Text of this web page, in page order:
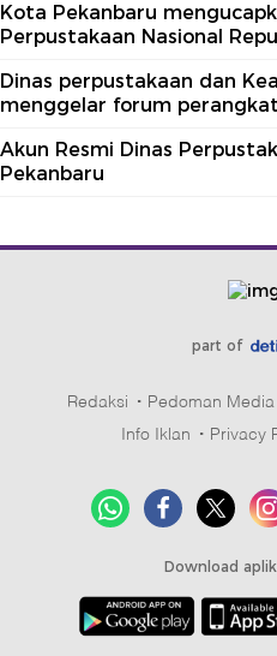
Kota Pekanbaru
Perpustakaan Nasional
Dinas perpustakaan dan
menggelar forum
Akun Resmi Dinas
Pekanbaru
part of
Redaksi Pedoman
Info Iklan
Privacy
Download